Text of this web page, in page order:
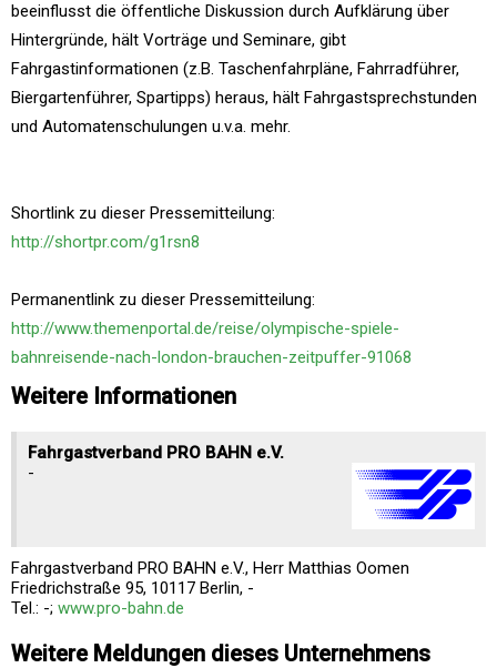
beeinflusst die öffentliche Diskussion durch Aufklärung über
Hintergründe, hält Vorträge und Seminare, gibt
Fahrgastinformationen (z.B. Taschenfahrpläne, Fahrradführer,
Biergartenführer, Spartipps) heraus, hält Fahrgastsprechstunden
und Automatenschulungen u.v.a. mehr.
Shortlink zu dieser Pressemitteilung:
http://shortpr.com/g1rsn8
Permanentlink zu dieser Pressemitteilung:
http://www.themenportal.de/reise/olympische-spiele-
bahnreisende-nach-london-brauchen-zeitpuffer-91068
Weitere Informationen
Fahrgastverband PRO BAHN e.V.
-
Fahrgastverband PRO BAHN e.V., Herr Matthias Oomen
Friedrichstraße 95, 10117 Berlin, -
Tel.: -; www.pro-bahn.de
Weitere Meldungen dieses Unternehmens